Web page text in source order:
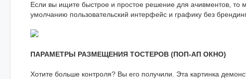
Если вы ищите быстрое и простое решение для ачивментов,
умолчанию пользовательский интерфейс и графику без
ПАРАМЕТРЫ РАЗМЕЩЕНИЯ ТОСТЕРОВ (ПОП-АП ОКНО)
Хотите больше контроля? Вы его получили. Эта картинка